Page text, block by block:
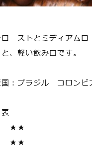
ーストとミディアムロ
、軽い飲み口です。
国：ブラジル コロンビ
★★
★★